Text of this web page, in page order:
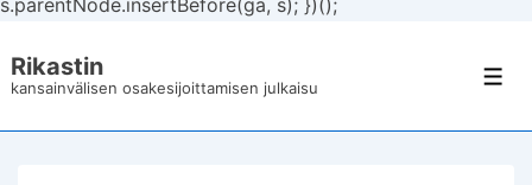
s.parentNode.insertBefore(ga, s); })();
Siirry
Rikastin
kansainvälisen osakesijoittamisen julkaisu